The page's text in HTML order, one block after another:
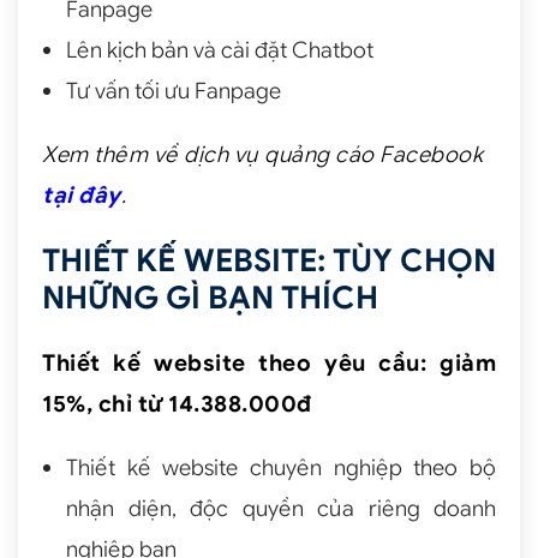
Fanpage
Lên kịch bản và cài đặt Chatbot
Tư vấn tối ưu Fanpage
Xem thêm về dịch vụ quảng cáo Facebook
tại đây.
THIẾT KẾ WEBSITE: TÙY CHỌN
NHỮNG GÌ BẠN THÍCH
Thiết kế website theo yêu cầu: giảm
15%, chỉ từ 14.388.000đ
Thiết kế website chuyên nghiệp theo bộ
nhận diện, độc quyền của riêng doanh
nghiệp bạn